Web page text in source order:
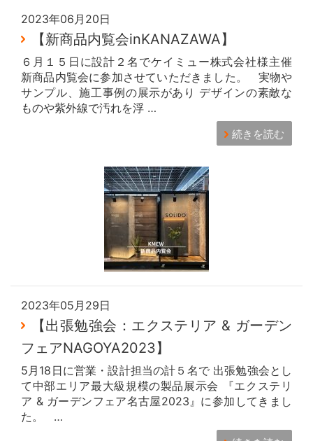
2023年06月20日
【新商品内覧会inKANAZAWA】
６月１５日に設計２名でケイミュー株式会社様主催
新商品内覧会に参加させていただきました。 実物や
サンプル、施工事例の展示があり デザインの素敵な
ものや紫外線で汚れを浮 …
続きを読む
2023年05月29日
【出張勉強会：エクステリア & ガーデン
フェアNAGOYA2023】
5月18日に営業・設計担当の計５名で 出張勉強会とし
て中部エリア最大級規模の製品展示会 『エクステリ
ア & ガーデンフェア名古屋2023』に参加してきまし
た。 …